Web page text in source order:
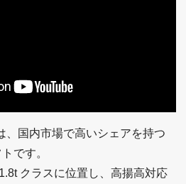
、国内市場で高いシェアを持つ
です。
クラスに位置し、高揚高対応